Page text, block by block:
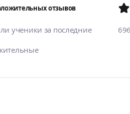
отзывов
ученики за последние
696